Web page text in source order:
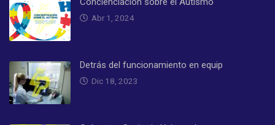
Abr 1, 2024
Detrás del funcionamiento en equip
Dic 18, 2023